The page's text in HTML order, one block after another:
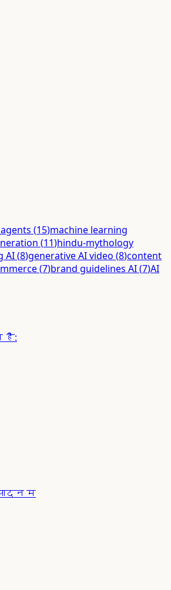
(15)machine learning
(11)hindu-mythology
AI(8)generative AI video (8)content
(7)brand guidelines AI(7)AI
हैं:
म